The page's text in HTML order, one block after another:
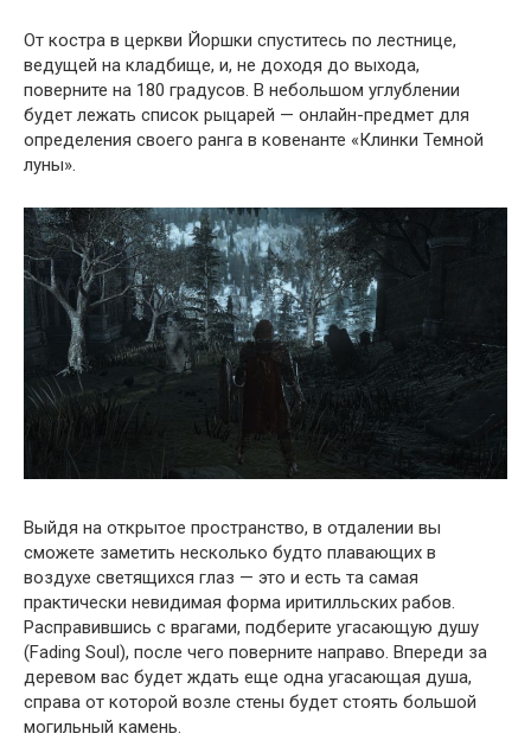
От костра в церкви Йоршки спуститесь по лестнице,
ведущей на кладбище, и, не доходя до выхода,
поверните на 180 градусов. В небольшом углублении
будет лежать список рыцарей — онлайн-предмет для
определения своего ранга в ковенанте «Клинки Темной
луны».
Выйдя на открытое пространство, в отдалении вы
сможете заметить несколько будто плавающих в
воздухе светящихся глаз — это и есть та самая
практически невидимая форма иритилльских рабов.
Расправившись с врагами, подберите угасающую душу
(Fading Soul), после чего поверните направо. Впереди за
деревом вас будет ждать еще одна угасающая душа,
справа от которой возле стены будет стоять большой
могильный камень.